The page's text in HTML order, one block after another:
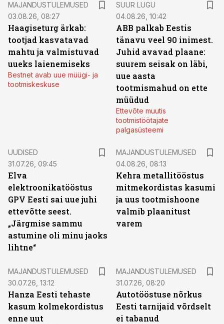
MAJANDUSTULEMUSED
03.08.26, 08:27
Haagiseturg ärkab:
tootjad kasvatavad
mahtu ja valmistuvad
uueks laienemiseks
Bestnet avab uue müügi- ja
tootmiskeskuse
SUUR LUGU
04.08.26, 10:42
ABB palkab Eestis
tänavu veel 90 inimest.
Juhid avavad plaane:
suurem seisak on läbi,
uue aasta
tootmismahud on ette
müüdud
Ettevõte muutis
tootmistöötajate
palgasüsteemi
UUDISED
31.07.26, 09:45
Elva
elektroonikatööstus
GPV Eesti sai uue juhi
ettevõtte seest.
„Järgmise sammu
astumine oli minu jaoks
lihtne“
MAJANDUSTULEMUSED
04.08.26, 08:13
Kehra metallitööstus
mitmekordistas kasumi
ja uus tootmishoone
valmib plaanitust
varem
MAJANDUSTULEMUSED
30.07.26, 13:12
Hanza Eesti tehaste
kasum kolmekordistus
enne uut
MAJANDUSTULEMUSED
31.07.26, 08:20
Autotööstuse nõrkus
Eesti tarnijaid võrdselt
ei tabanud